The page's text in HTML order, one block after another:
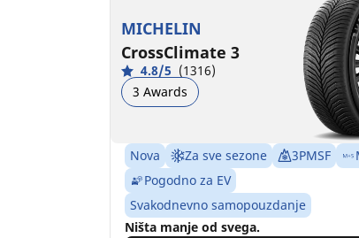
MICHELIN
CrossClimate 3
4.8/5 (1316)
3 Awards
Nova Za sve sezone 3PMSF
Pogodno za EV
Svakodnevno samopouzdanje
Ništa manje od svega.